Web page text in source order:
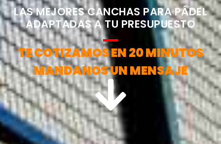
LAS MEJORES CANCHAS PARA PÁDEL
ADAPTADAS A TU PRESUPUESTO
TE COTIZAMOS EN 20 MINUTOS
MANDANOS UN MENSAJE